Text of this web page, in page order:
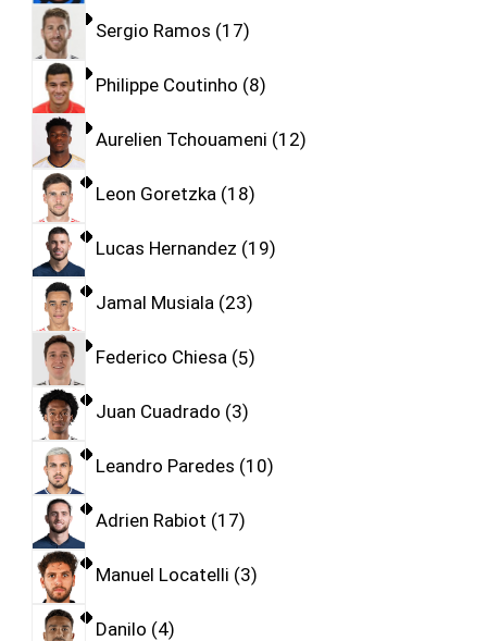
Sergio Ramos 17
Philippe Coutinho 8
Aurelien Tchouameni 12
Leon Goretzka 18
Lucas Hernandez 19
Jamal Musiala 23
Federico Chiesa 5
Juan Cuadrado 3
Leandro Paredes 10
Adrien Rabiot 17
Manuel Locatelli 3
Danilo 4